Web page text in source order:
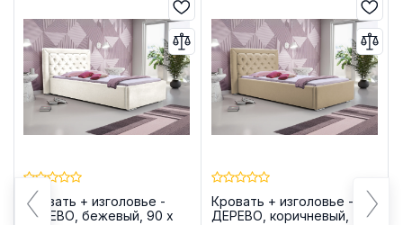
Кровать + изголовье -
ДЕРЕВО, бежевый, 90 x
Кровать + изголовье -
ДЕРЕВО, коричневый, 90